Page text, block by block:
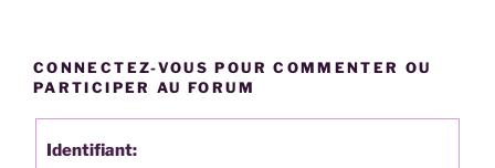
CONNECTEZ-VOUS POUR COMMENTER OU
PARTICIPER AU FORUM
Identifiant: